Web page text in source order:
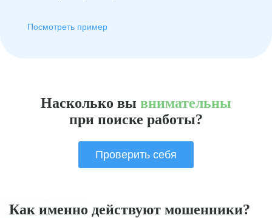
Посмотреть пример
Насколько вы внимательны
при поиске работы?
Проверить себя
Как именно действуют мошенники?